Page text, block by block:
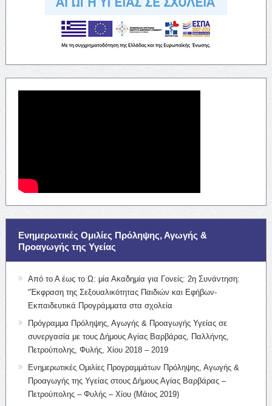
Ενημερωτικές Ομιλίες Πρόληψης, Αγωγής &
Προαγωγής της Υγείας
Από το Α έως το Ω: μία Ακαδημία για Γονείς: 2η Συνάντηση:
“Έκφραση της Σεξουαλικότητας Παιδιών και Εφήβων-
Εκπαιδευτικά Προγράμματα στα σχολεία
Πρόγραμμα Πρόληψης, Αγωγής & Προαγωγής Υγείας σε
συνεργασία με τους Δήμους Αγίας Βαρβάρας, Παλλήνης,
Πετρούπολης, Φυλής, Χίου 2018 – 2019
Ενημερωτικές Ομιλίες Προγραμμάτων Πρόληψης, Αγωγής &
Προαγωγής της Υγείας στους Δήμους Αγίας Βαρβάρας –
Πετρούπολης – Φυλής – Χίου (Μάιος 2019)